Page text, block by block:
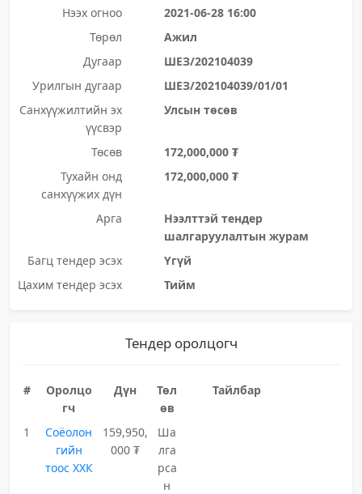
Нээх огноо
2021-06-28 16:00
Төрөл
Ажил
Дугаар
ШЕЗ/202104039
Урилгын дугаар
ШЕЗ/202104039/01/01
Санхүүжилтийн эх
үүсвэр
Улсын төсөв
Төсөв
172,000,000 ₮
Тухайн онд
санхүүжих дүн
172,000,000 ₮
Арга
Нээлттэй тендер
шалгаруулалтын журам
Багц тендер эсэх
Үгүй
Цахим тендер эсэх
Тийм
Тендер оролцогч
#
Оролцо
гч
Дүн
Төл
өв
Тайлбар
1
Соёолон
гийн
тоос ХХК
159,950,
000 ₮
Ша
лга
рса
н